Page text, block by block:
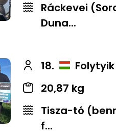
Ráckevei
Duna...
18.
20,87 kg
Tisza-tó
f...